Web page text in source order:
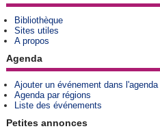
Bibliothèque
Sites utiles
A propos
Agenda
Ajouter un événement dans l'agenda
Agenda par régions
Liste des événements
Petites annonces